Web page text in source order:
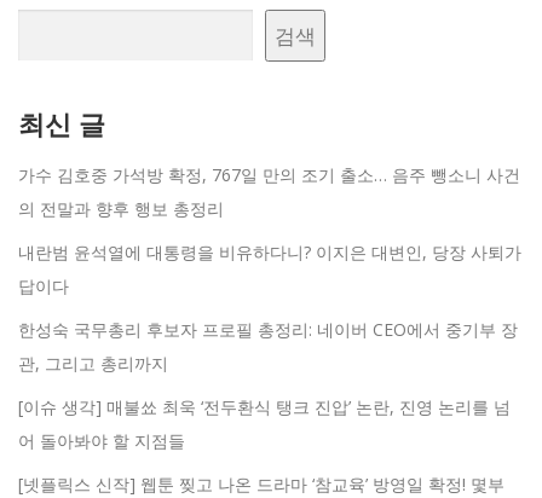
검색
최신 글
가수 김호중 가석방 확정, 767일 만의 조기 출소… 음주 뺑소니 사건
의 전말과 향후 행보 총정리
내란범 윤석열에 대통령을 비유하다니? 이지은 대변인, 당장 사퇴가
답이다
한성숙 국무총리 후보자 프로필 총정리: 네이버 CEO에서 중기부 장
관, 그리고 총리까지
[이슈 생각] 매불쑈 최욱 ‘전두환식 탱크 진압’ 논란, 진영 논리를 넘
어 돌아봐야 할 지점들
[넷플릭스 신작] 웹툰 찢고 나온 드라마 ‘참교육’ 방영일 확정! 몇부